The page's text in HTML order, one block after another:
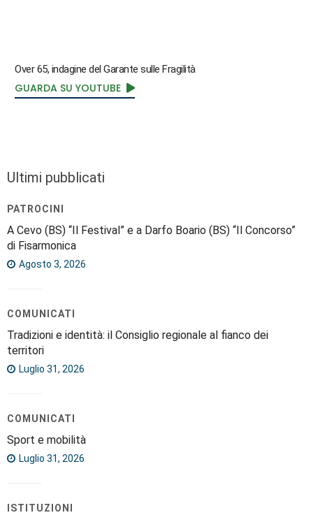
Over 65, indagine del Garante sulle Fragilità
GUARDA SU YOUTUBE
Ultimi pubblicati
PATROCINI
A Cevo (BS) “Il Festival” e a Darfo Boario (BS) “Il Concorso”
di Fisarmonica
Agosto 3, 2026
COMUNICATI
Tradizioni e identità: il Consiglio regionale al fianco dei
territori
Luglio 31, 2026
COMUNICATI
Sport e mobilità
Luglio 31, 2026
ISTITUZIONI